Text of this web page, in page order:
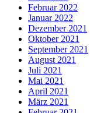
Februar 2022
Januar 2022
Dezember 2021
Oktober 2021
September 2021
August 2021
Juli 2021
Mai 2021
April 2021
März 2021